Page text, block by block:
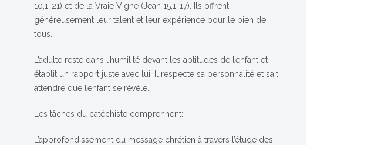
10,1-21) et de la Vraie Vigne (Jean 15,1-17). Ils offrent
généreusement leur talent et leur expérience pour le bien de
tous.
L’adulte reste dans l’humilité devant les aptitudes de l’enfant et
établit un rapport juste avec lui. Il respecte sa personnalité et sait
attendre que l’enfant se révèle.
Les tâches du catéchiste comprennent:
L’approfondissement du message chrétien à travers l’étude des